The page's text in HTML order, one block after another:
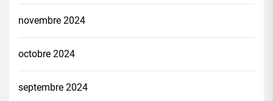
novembre 2024
octobre 2024
septembre 2024